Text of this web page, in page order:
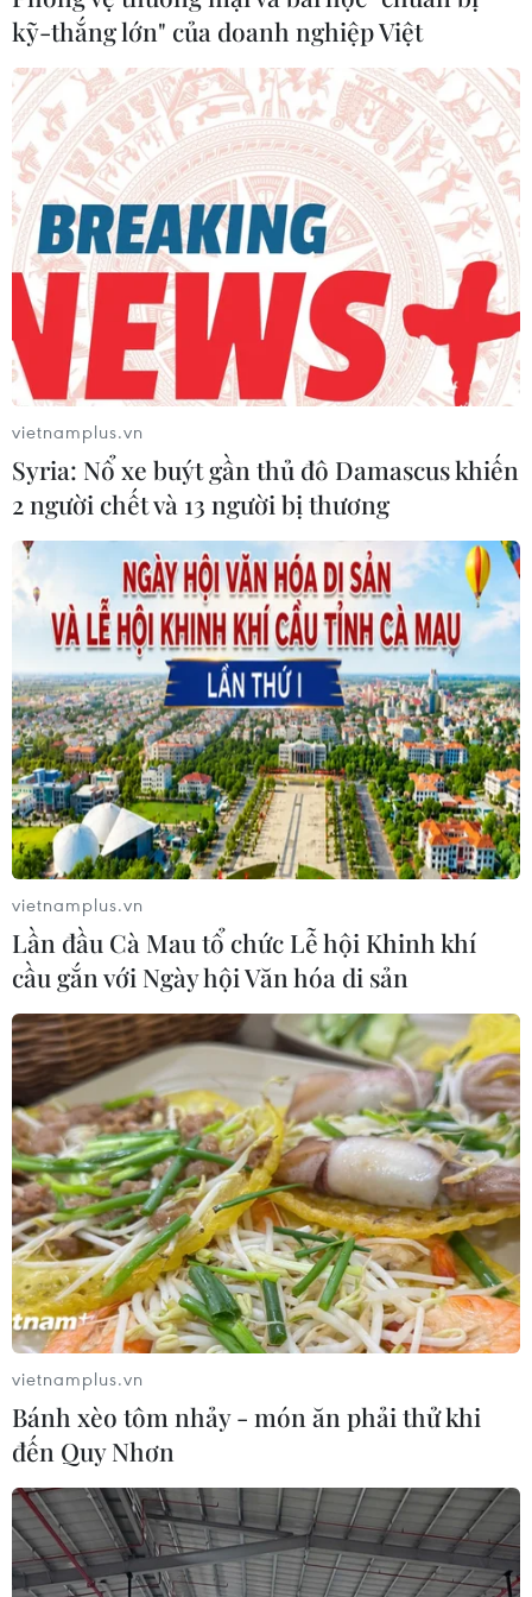
xây dựng lòng tin góp phần giữ gìn an ninh khu
vực và môi trường biển, tôn trọng và tuân thủ
Tuyên bố về ứng xử của các bên ở biển Đông
(DOC), đồng thời sớm thiết lập và thực thi COC
có tính ràng buộc pháp lý và dựa trên luật pháp
quốc tế, trong đó có Công ước Liên hợp quốc về
Luật Biển (UNCLOS) năm 1982.
Bộ quy tắc ứng xử cần bao gồm nghĩa vụ pháp
lý của các bên liên quan đối với việc bảo đảm
quyền tự do hàng hải và hàng không trên Biển
Đông và nghĩa vụ giải quyết tranh chấp bằng
biện pháp hòa bình trên cơ sở luật pháp quốc tế,
cấm sử dụng vũ lực hoặc đe dọa sử dụng vũ lực.
Các thành viên IADL sẽ theo dõi chặt chẽ tình
hình ở Biển Đông để có những động thái kịp
thời góp phần ổn định hoà bình, an ninh khu
vực./.
(TTXVN/Vietnam+)
#Biển Đông #Xung đột lãnh thổ
#Mỹ-Trung
#ASEAN
#ADMM+
Theo dõi VietnamPlus
TIN LIÊN QUAN
kỹ-thắng lớn" của doanh nghiệp Việt
vietnamplus.vn
Syria: Nổ xe buýt gần thủ đô Damascus khiến
2 người chết và 13 người bị thương
vietnamplus.vn
Lần đầu Cà Mau tổ chức Lễ hội Khinh khí
cầu gắn với Ngày hội Văn hóa di sản
vietnamplus.vn
Bánh xèo tôm nhảy - món ăn phải thử khi
đến Quy Nhơn